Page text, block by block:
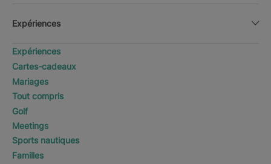
Expériences
Expériences
Cartes-cadeaux
Mariages
Tout compris
Golf
Meetings
Sports nautiques
Familles